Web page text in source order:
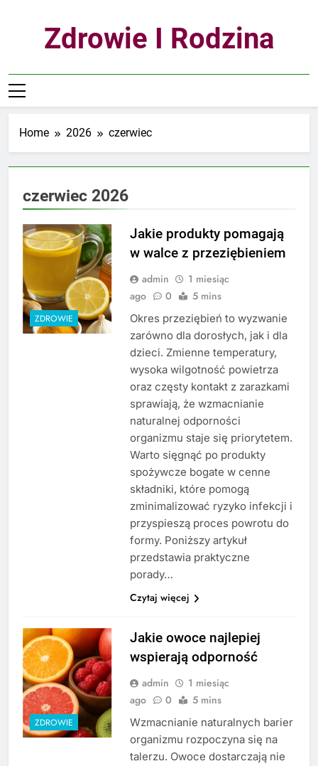
Zdrowie I Rodzina
Home 2026 czerwiec
czerwiec 2026
ZDROWIE
Jakie produkty pomagają
w walce z przeziębieniem
admin
1 miesiąc
ago
0 5 mins
Okres przeziębień to wyzwanie
zarówno dla dorosłych, jak i dla
dzieci. Zmienne temperatury,
wysoka wilgotność powietrza
oraz częsty kontakt z zarazkami
sprawiają, że wzmacnianie
naturalnej odporności
organizmu staje się priorytetem.
Warto sięgnąć po produkty
spożywcze bogate w cenne
składniki, które pomogą
zminimalizować ryzyko infekcji i
przyspieszą proces powrotu do
formy. Poniższy artykuł
przedstawia praktyczne
porady…
Czytaj więcej
ZDROWIE
Jakie owoce najlepiej
wspierają odporność
admin
1 miesiąc
ago
0 5 mins
Wzmacnianie naturalnych barier
organizmu rozpoczyna się na
talerzu. Owoce dostarczają nie